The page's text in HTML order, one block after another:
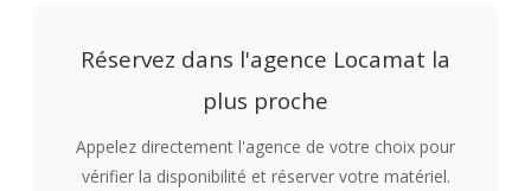
Réservez dans l'agence Locamat la
plus proche
Appelez directement l'agence de votre choix pour
vérifier la disponibilité et réserver votre matériel.